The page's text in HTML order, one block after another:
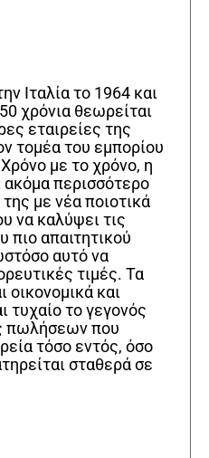
Ιταλία το 1964 και
χρόνια θεωρείται
εταιρείες της
τομέα του εμπορίου
με το χρόνο, η
ακόμα περισσότερο
με νέα ποιοτικά
να καλύψει τις
πιο απαιτητικού
αυτό να
τιμές. Τα
οικονομικά και
τυχαίο το γεγονός
πωλήσεων που
τόσο εντός, όσο
σταθερά σε